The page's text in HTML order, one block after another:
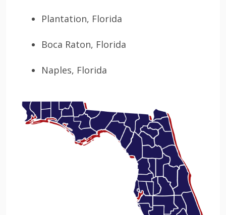
Plantation, Florida
Boca Raton, Florida
Naples, Florida